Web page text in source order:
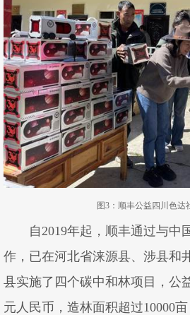
图3：顺丰公益四川色达
自2019年起，顺丰通过与中
作，已在河北省涞源县、涉县和
县实施了四个碳中和林项目，公
元人民币，造林面积超过10000